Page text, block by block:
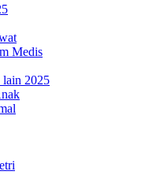
Medis
lain 2025